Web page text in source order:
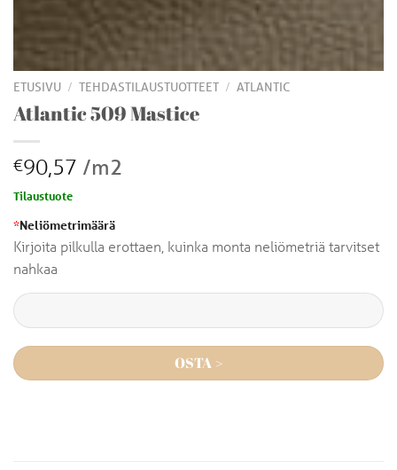
ETUSIVU / TEHDASTILAUSTUOTTEET / ATLANTIC
Atlantic 509 Mastice
€90,57 /m2
Tilaustuote
*Neliömetrimäärä
Kirjoita pilkulla erottaen, kuinka monta neliömetriä tarvitset
nahkaa
OSTA >